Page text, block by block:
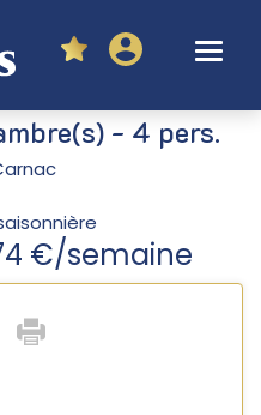
- 4 pers.
€/semaine